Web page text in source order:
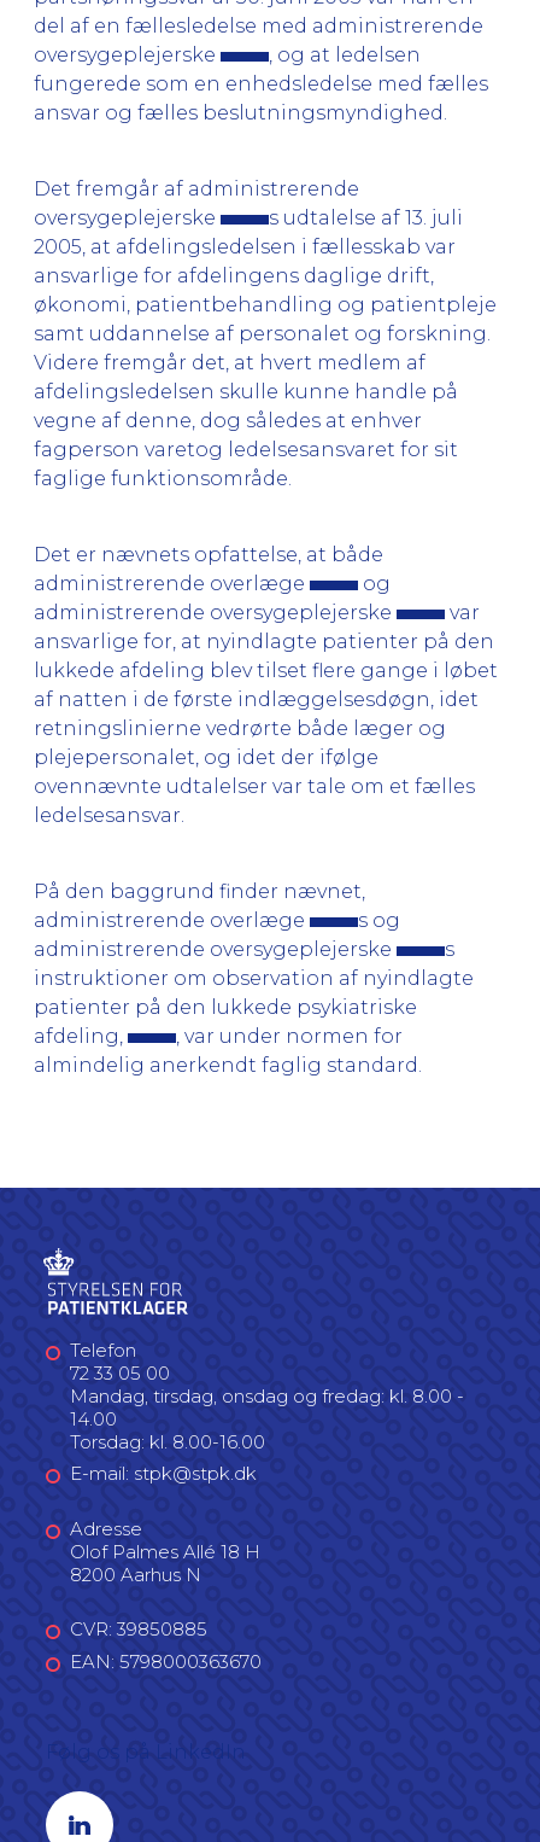
del af en fællesledelse med administrerende
oversygeplejerske
, og at ledelsen
fungerede som en enhedsledelse med fælles
ansvar og fælles beslutningsmyndighed.
Det fremgår af administrerende
oversygeplejerske
s udtalelse af 13. juli
2005, at afdelingsledelsen i fællesskab var
ansvarlige for afdelingens daglige drift,
økonomi, patientbehandling og patientpleje
samt uddannelse af personalet og forskning.
Videre fremgår det, at hvert medlem af
afdelingsledelsen skulle kunne handle på
vegne af denne, dog således at enhver
fagperson varetog ledelsesansvaret for sit
faglige funktionsområde.
Det er nævnets opfattelse, at både
administrerende overlæge
og
administrerende oversygeplejerske
var
ansvarlige for, at nyindlagte patienter på den
lukkede afdeling blev tilset flere gange i løbet
af natten i de første indlæggelsesdøgn, idet
retningslinierne vedrørte både læger og
plejepersonalet, og idet der ifølge
ovennævnte udtalelser var tale om et fælles
ledelsesansvar.
På den baggrund finder nævnet,
administrerende overlæge
s og
administrerende oversygeplejerske
s
instruktioner om observation af nyindlagte
patienter på den lukkede psykiatriske
afdeling,
, var under normen for
almindelig anerkendt faglig standard.
Telefon
72 33 05 00
Mandag, tirsdag, onsdag og fredag: kl. 8.00 -
14.00
Torsdag: kl. 8.00-16.00
E-mail: stpk@stpk.dk
Adresse
Olof Palmes Allé 18 H
8200 Aarhus N
CVR: 39850885
EAN: 5798000363670
Linkedin profil